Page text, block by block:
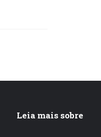
Leia mais sobre